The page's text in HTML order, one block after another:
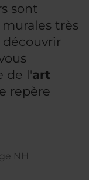
sont
très
découvrir
de l'art
repère
NH